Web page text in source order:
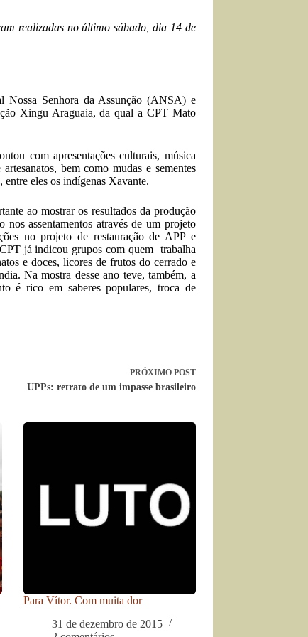
realizadas no último sábado, dia 14 de
Nossa Senhora da Assunção (ANSA) e
Xingu Araguaia, da qual a CPT Mato
com apresentações culturais, música
bem como mudas e sementes
eles os indígenas Xavante.
ao mostrar os resultados da produção
nos assentamentos através de um projeto
no projeto de restauração de APP e
já indicou grupos com quem trabalha
e doces, licores de frutos do cerrado e
Na mostra desse ano teve, também, a
é rico em saberes populares, troca de
PRÓXIMO POST
UPPs: retrato de um impasse brasileiro
Para Vítor. Com muita dor
31 de dezembro de 2015